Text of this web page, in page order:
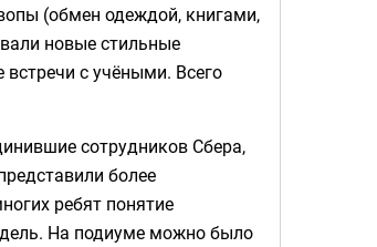
(обмен одеждой, книгами,
новые стильные
встречи с учёными. Всего
сотрудников Сбера,
более
ребят понятие
На подиуме можно было